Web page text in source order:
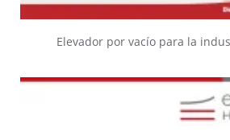
Elevador por vacío para la